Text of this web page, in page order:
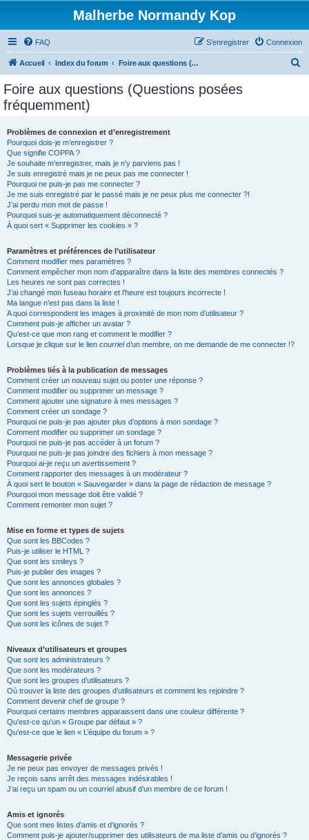
Malherbe Normandy Kop
FAQ Connexion
S’enregistrer
Accueil Index du forum Foire aux questions (Questions posées fréquemment)
Foire aux questions (Questions posées
fréquemment)
Problèmes de connexion et d’enregistrement
Pourquoi dois-je m’enregistrer ?
Que signifie COPPA ?
Je souhaite m’enregistrer, mais je n’y parviens pas !
Je suis enregistré mais je ne peux pas me connecter !
Pourquoi ne puis-je pas me connecter ?
Je me suis enregistré par le passé mais je ne peux plus me connecter ?!
J’ai perdu mon mot de passe !
Pourquoi suis-je automatiquement déconnecté ?
À quoi sert « Supprimer les cookies » ?
Paramètres et préférences de l’utilisateur
Comment modifier mes paramètres ?
Comment empêcher mon nom d’apparaître dans la liste des membres connectés ?
Les heures ne sont pas correctes !
J’ai changé mon fuseau horaire et l’heure est toujours incorrecte !
Ma langue n’est pas dans la liste !
A quoi correspondent les images à proximité de mon nom d’utilisateur ?
Comment puis-je afficher un avatar ?
Qu’est-ce que mon rang et comment le modifier ?
Lorsque je clique sur le lien courrield’un membre, on me demande de me connecter !?
Problèmes liés à la publication de messages
Comment créer un nouveau sujet ou poster une réponse ?
Comment modifier ou supprimer un message ?
Comment ajouter une signature à mes messages ?
Comment créer un sondage ?
Pourquoi ne puis-je pas ajouter plus d’options à mon sondage ?
Comment modifier ou supprimer un sondage ?
Pourquoi ne puis-je pas accéder à un forum ?
Pourquoi ne puis-je pas joindre des fichiers à mon message ?
Pourquoi ai-je reçu un avertissement ?
Comment rapporter des messages à un modérateur ?
À quoi sert le bouton « Sauvegarder » dans la page de rédaction de message ?
Pourquoi mon message doit être validé ?
Comment remonter mon sujet ?
Mise en forme et types de sujets
Que sont les BBCodes ?
Puis-je utiliser le HTML ?
Que sont les smileys ?
Puis-je publier des images ?
Que sont les annonces globales ?
Que sont les annonces ?
Que sont les sujets épinglés ?
Que sont les sujets verrouillés ?
Que sont les icônes de sujet ?
Niveaux d’utilisateurs et groupes
Que sont les administrateurs ?
Que sont les modérateurs ?
Que sont les groupes d’utilisateurs ?
Où trouver la liste des groupes d’utilisateurs et comment les rejoindre ?
Comment devenir chef de groupe ?
Pourquoi certains membres apparaissent dans une couleur différente ?
Qu’est-ce qu’un « Groupe par défaut » ?
Qu’est-ce que le lien « L’équipe du forum » ?
Messagerie privée
Je ne peux pas envoyer de messages privés !
Je reçois sans arrêt des messages indésirables !
J’ai reçu un spam ou un courriel abusif d’un membre de ce forum !
Amis et ignorés
Que sont mes listes d’amis et d’ignorés ?
Comment puis-je ajouter/supprimer des utilisateurs de ma liste d’amis ou d’ignorés ?